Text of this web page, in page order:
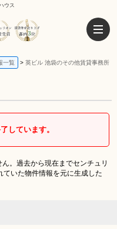
ウス
一覧 英ビル 池袋のその他賃貸事務所
しています。
。過去から現在までセンチュリ
いた物件情報を元に生成した